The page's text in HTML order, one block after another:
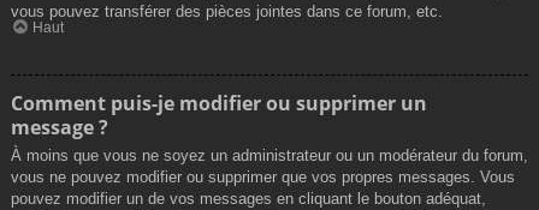
vous pouvez transférer des pièces jointes dans ce forum, etc.
Haut
Comment puis-je modifier ou supprimer un
message ?
À moins que vous ne soyez un administrateur ou un modérateur du forum,
vous ne pouvez modifier ou supprimer que vos propres messages. Vous
pouvez modifier un de vos messages en cliquant le bouton adéquat,